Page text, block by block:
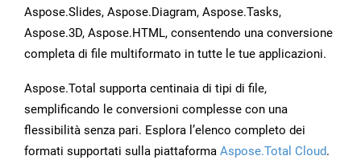
Aspose.Slides, Aspose.Diagram, Aspose.Tasks,
Aspose.3D, Aspose.HTML, consentendo una conversione
completa di file multiformato in tutte le tue applicazioni.
Aspose.Total supporta centinaia di tipi di file,
semplificando le conversioni complesse con una
flessibilità senza pari. Esplora l’elenco completo dei
formati supportati sulla piattaforma Aspose.Total Cloud.